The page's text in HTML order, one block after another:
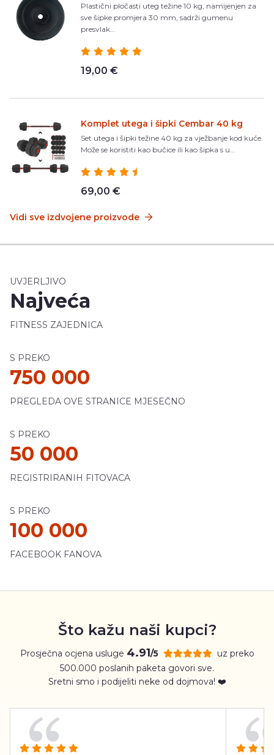
Plastični pločasti uteg težine 10 kg, namijenjen za
sve šipke promjera 30 mm, sadrži gumenu
presvlak...
19,00 €
Komplet utega i šipki Cembar 40 kg
Set utega i šipki težine 40 kg za vježbanje kod kuće.
Može se koristiti kao bučice ili kao šipka s u...
69,00 €
Vidi sve izdvojene proizvode
UVJERLJIVO
Najveća
FITNESS ZAJEDNICA
S PREKO
750 000
PREGLEDA OVE STRANICE MJESEČNO
S PREKO
50 000
REGISTRIRANIH FITOVACA
S PREKO
100 000
FACEBOOK FANOVA
Što kažu naši kupci?
Prosječna ocjena usluge 4.91/5
uz preko
500.000 poslanih paketa govori sve.
Sretni smo i podijeliti neke od dojmova! ❤️